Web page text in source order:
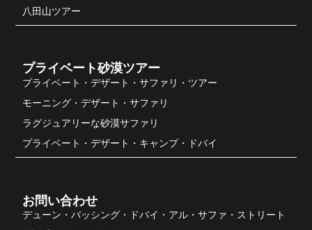
八田山ツアー
プライベート砂漠ツアー
プライベート・デザート・サファリ・ツアー
モーニング・デザート・サファリ
ラグジュアリーな砂漠サファリ
プライベート・デザート・キャンプ・ドバイ
お問い合わせ
デューン・バッシング・ドバイ・アル・サファ・ストリート